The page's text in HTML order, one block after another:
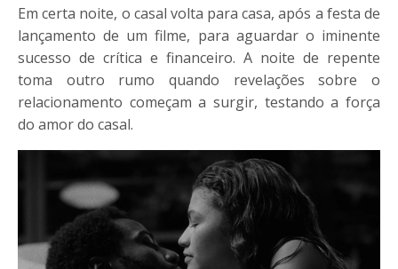
Em certa noite, o casal volta para casa, após a festa de
lançamento de um filme, para aguardar o iminente
sucesso de crítica e financeiro. A noite de repente
toma outro rumo quando revelações sobre o
relacionamento começam a surgir, testando a força
do amor do casal.